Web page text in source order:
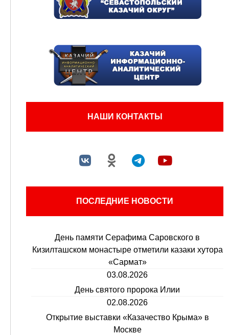
НАШИ КОНТАКТЫ
ПОСЛЕДНИЕ НОВОСТИ
День памяти Серафима Саровского в
Кизилташском монастыре отметили казаки хутора
«Сармат»
03.08.2026
День святого пророка Илии
02.08.2026
Открытие выставки «Казачество Крыма» в
Москве